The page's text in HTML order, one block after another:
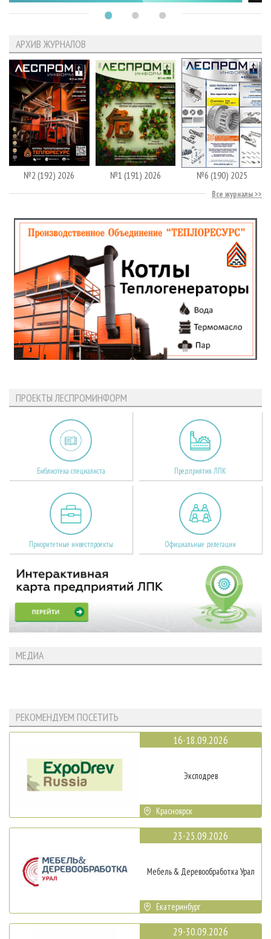
АРХИВ ЖУРНАЛОВ
№2 (192) 2026 №1 (191) 2026 №6 (190) 2025
Все журналы
ПРОЕКТЫ ЛЕСПРОМИНФОРМ
Библиотека специалиста Предприятия ЛПК
Приоритетные инвестпроекты Официальные делегации
МЕДИА
РЕКОМЕНДУЕМ ПОСЕТИТЬ
16-18.09.2026
Эксподрев
Красноярск
23-25.09.2026
Мебель & Деревообработка Урал
Екатеринбург
29-30.09.2026